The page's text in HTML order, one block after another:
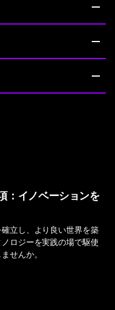
：イノベーションを
立し、より良い世界を築
ロジーを実践の場で駆使
せんか。